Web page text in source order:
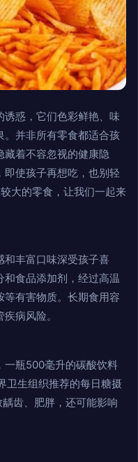
惑，它们色彩鲜艳、味
。并非所有零食都适合孩
藏着不容忽视的健康隐
使孩子再想吃，也别轻
大的零食，让我们一起来
和丰富口味深受孩子喜
食品添加剂，经过高温
有害物质。长期食用容
病风险。
一瓶500毫升的碳酸饮料
卫生组织推荐的每日糖摄
齿、肥胖，还可能影响